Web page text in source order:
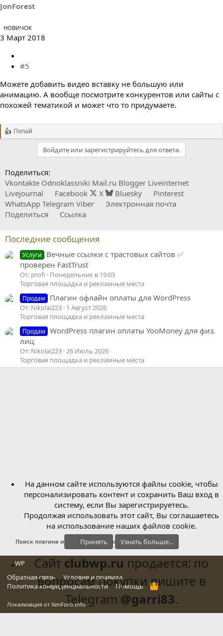
JonForest
НОВИЧОК
3 Март 2018
#5
Можете добавить видео вставку не большую или
анимацию. А вообще посмотрите конкурентов или сайты с
похожей тематикой и может что то придумаете.
Р
е
и
и
Попай
Войдите или зарегистрируйтесь для ответа.
Поделиться:
Vkontakte Odnoklassniki Mail.ru Blogger Liveinternet
Livejournal
Facebook X Bluesky
Pinterest
WhatsApp Telegram Viber
Электронная почта
Поделиться
Ссылка
Последние сообщения
Услуги
Вечные ссылки с трастовых сайтов ✅
проверен FastTrust
От: profi
Понедельник в 19:03
Торговая площадка и рекламные места
Продам Плагин офлайн оплаты для WordPress
От: Nikolai223 1 Август 2026
Торговая площадка и рекламные места
Продам
WordPress плагин оплаты YooMoney для физ.
лиц
От: Nikolai223 26 Июль 2026
Торговая площадка и рекламные места
Поиск плагина и функционала для wordpress
WP
Обратная связь
Условия и правила
Политика конфиденциальности
Помощь
R
S
Локализация от XenForo.Info
На данном сайте используются файлы cookie, чтобы
персонализировать контент и сохранить Ваш вход в
систему, если Вы зарегистрируетесь.
Продолжая использовать этот сайт, Вы соглашаетесь
на использование наших файлов cookie.
Принять Узнать больше...
Сайт clubwp.ru продается: по
вопросам покупки пишите в
Telegram @garri83.